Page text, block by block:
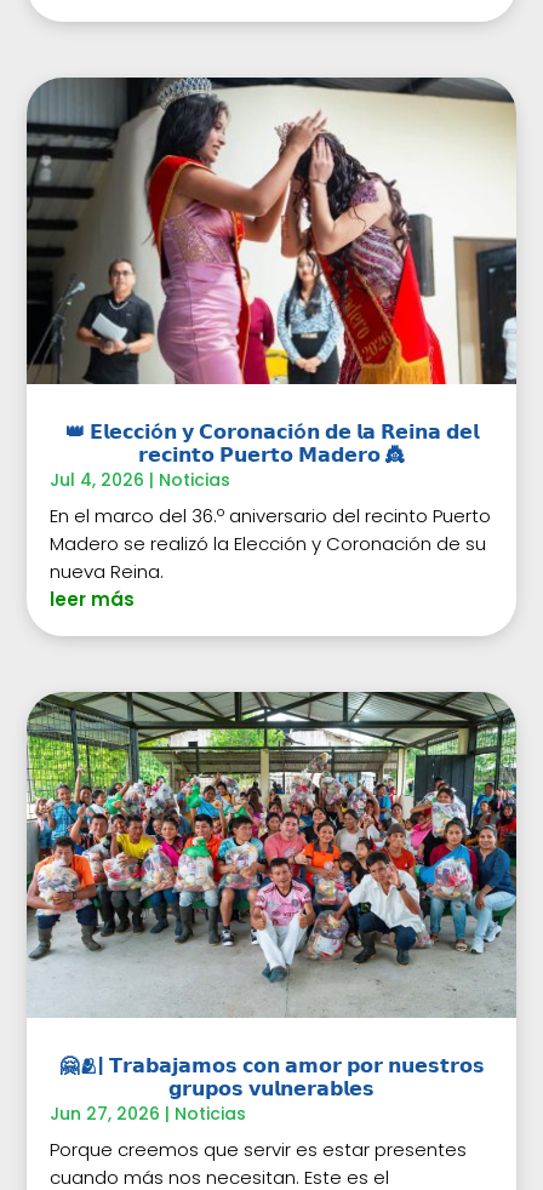
👑 𝗘𝗹𝗲𝗰𝗰𝗶ó𝗻 𝘆 𝗖𝗼𝗿𝗼𝗻𝗮𝗰𝗶ó𝗻 𝗱𝗲 𝗹𝗮 𝗥𝗲𝗶𝗻𝗮 𝗱𝗲𝗹
𝗿𝗲𝗰𝗶𝗻𝘁𝗼 𝗣𝘂𝗲𝗿𝘁𝗼 𝗠𝗮𝗱𝗲𝗿𝗼 👸
Jul 4, 2026 | Noticias
En el marco del 36.º aniversario del recinto Puerto
Madero se realizó la Elección y Coronación de su
nueva Reina.
leer más
🤗🫂| 𝗧𝗿𝗮𝗯𝗮𝗷𝗮𝗺𝗼𝘀 𝗰𝗼𝗻 𝗮𝗺𝗼𝗿 𝗽𝗼𝗿 𝗻𝘂𝗲𝘀𝘁𝗿𝗼𝘀
𝗴𝗿𝘂𝗽𝗼𝘀 𝘃𝘂𝗹𝗻𝗲𝗿𝗮𝗯𝗹𝗲𝘀
Jun 27, 2026 | Noticias
Porque creemos que servir es estar presentes
cuando más nos necesitan. Este es el